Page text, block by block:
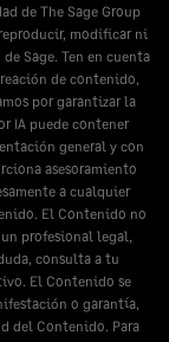
de The Sage Group
modificar ni
Sage. Ten en cuenta
de contenido,
por garantizar la
IA puede contener
general y con
asesoramiento
a cualquier
El Contenido no
profesional legal,
consulta a tu
El Contenido se
o garantía,
del Contenido. Para